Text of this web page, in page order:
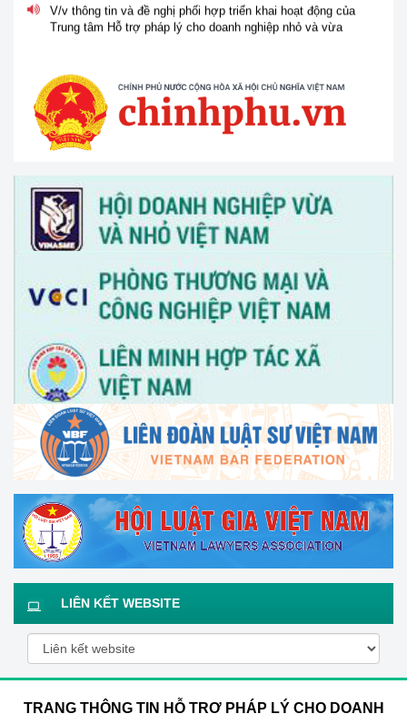
Trung tâm Hỗ trợ pháp lý cho doanh nghiệp nhỏ và vừa
LIÊN KẾT WEBSITE
TRANG THÔNG TIN HỖ TRỢ PHÁP LÝ CHO DOANH